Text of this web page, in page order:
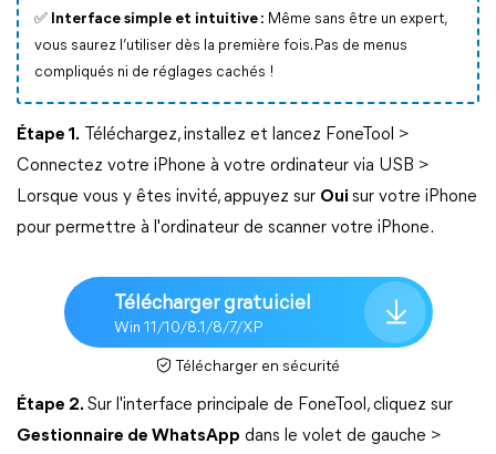
✅ Interface simple et intuitive : Même sans être un expert,
vous saurez l’utiliser dès la première fois. Pas de menus
compliqués ni de réglages cachés !
Étape 1. Téléchargez, installez et lancez FoneTool >
Connectez votre iPhone à votre ordinateur via USB >
Lorsque vous y êtes invité, appuyez sur Oui sur votre iPhone
pour permettre à l'ordinateur de scanner votre iPhone.
Télécharger gratuiciel
Win 11/10/8.1/8/7/XP
Télécharger en sécurité
Étape 2. Sur l'interface principale de FoneTool, cliquez sur
Gestionnaire de WhatsApp dans le volet de gauche >